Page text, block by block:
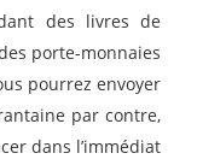
des livres de
porte-monnaies
pourrez envoyer
par contre,
dans l’immédiat